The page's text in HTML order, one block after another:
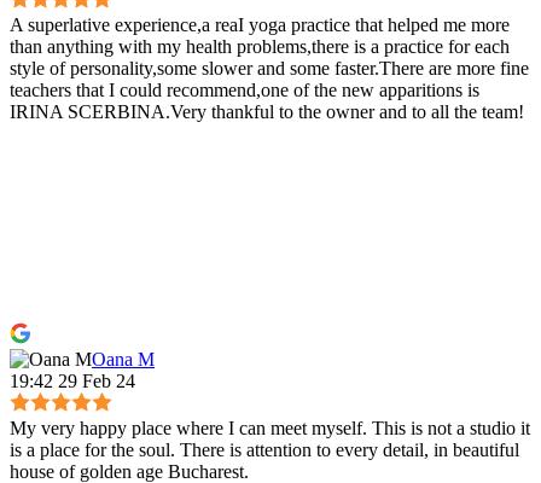
A superlative experience,a reaI yoga practice that helped me more
than anything with my health problems,there is a practice for each
style of personality,some slower and some faster.There are more fine
teachers that I could recommend,one of the new apparitions is
IRINA SCERBINA.Very thankful to the owner and to all the team!
Oana M
19:42 29 Feb 24
My very happy place where I can meet myself. This is not a studio it
is a place for the soul. There is attention to every detail, in beautiful
house of golden age Bucharest.